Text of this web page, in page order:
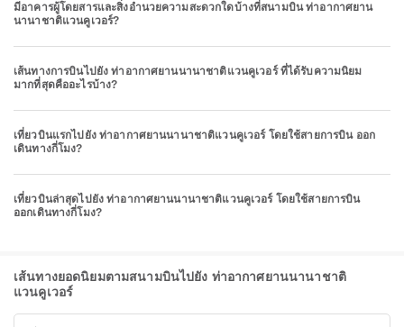
มีอาคารผู้โดยสารและสิ่งอำนวยความสะดวกใดบ้างที่สนามบิน ท่าอากาศยาน
นานาชาติแวนคูเวอร์?
เส้นทางการบินไปยัง ท่าอากาศยานนานาชาติแวนคูเวอร์ ที่ได้รับความนิยม
มากที่สุดคืออะไรบ้าง?
เที่ยวบินแรกไปยัง ท่าอากาศยานนานาชาติแวนคูเวอร์ โดยใช้สายการบิน ออก
เดินทางกี่โมง?
เที่ยวบินล่าสุดไปยัง ท่าอากาศยานนานาชาติแวนคูเวอร์ โดยใช้สายการบิน
ออกเดินทางกี่โมง?
เส้นทางยอดนิยมตามสนามบินไปยัง ท่าอากาศยานนานาชาติ
แวนคูเวอร์